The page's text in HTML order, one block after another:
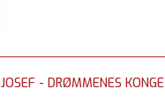
JOSEF - DRØMMENES KONGE